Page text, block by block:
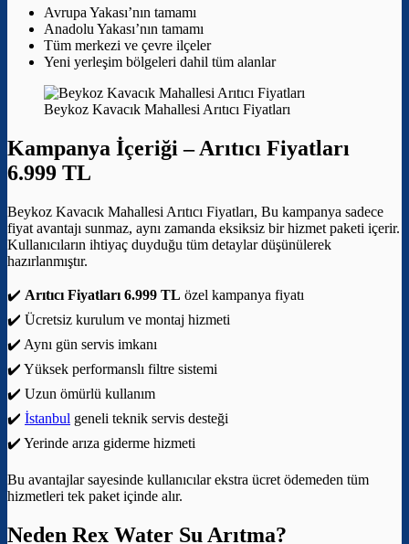
Avrupa Yakası’nın tamamı
Anadolu Yakası’nın tamamı
Tüm merkezi ve çevre ilçeler
Yeni yerleşim bölgeleri dahil tüm alanlar
Beykoz Kavacık Mahallesi Arıtıcı Fiyatları
Kampanya İçeriği –Arıtıcı Fiyatları
6.999 TL
Beykoz Kavacık Mahallesi Arıtıcı Fiyatları, Bu kampanya sadece
fiyat avantajı sunmaz, aynı zamanda eksiksiz bir hizmet paketi içerir.
Kullanıcıların ihtiyaç duyduğu tüm detaylar düşünülerek
hazırlanmıştır.
✔️ Arıtıcı Fiyatları 6.999 TL özel kampanya fiyatı
✔️ Ücretsiz kurulum ve montaj hizmeti
✔️ Aynı gün servis imkanı
✔️ Yüksek performanslı filtre sistemi
✔️ Uzun ömürlü kullanım
✔️ İstanbul geneli teknik servis desteği
✔️ Yerinde arıza giderme hizmeti
Bu avantajlar sayesinde kullanıcılar ekstra ücret ödemeden tüm
hizmetleri tek paket içinde alır.
Neden Rex Water Su Arıtma?